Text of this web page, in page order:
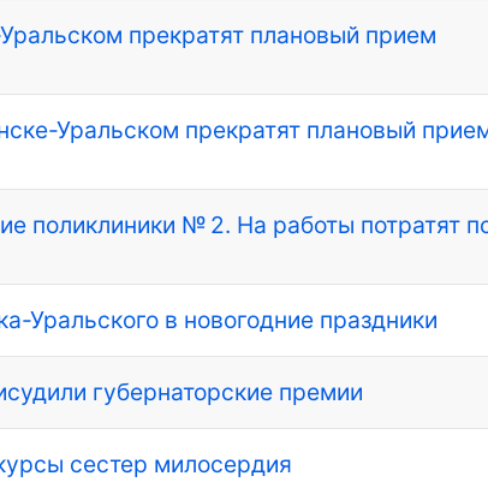
прекратят плановый прием
Уральском прекратят плановый
поликлиники № 2. На работы потратят
Уральского в новогодние праздники
губернаторские премии
сестер милосердия